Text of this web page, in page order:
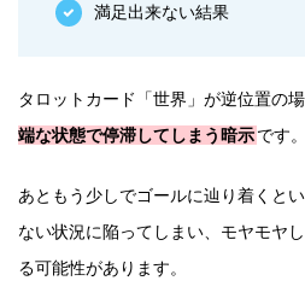
満足出来ない結果
タロットカード「世界」が逆位置の場
端な状態で停滞してしまう暗示です。
あともう少しでゴールに辿り着くと
ない状況に陥ってしまい、モヤモヤ
る可能性があります。